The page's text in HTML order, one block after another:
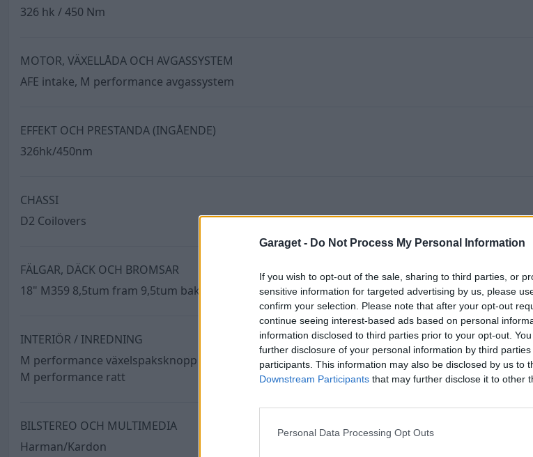
Garaget - Do Not Process My Personal Information
If you wish to opt-out of the sale, sharing to third parties, or
sensitive information for targeted advertising by us, please
confirm your selection. Please note that after your opt-out
continue seeing interest-based ads based on personal
information disclosed to third parties prior to your opt-out.
further disclosure of your personal information by third parties
participants. This information may also be disclosed by us to
Downstream Participants that may further disclose it to other
Personal Data Processing Opt Outs
326 hk / 450 Nm
MOTOR, VÄXELLÅDA OCH AVGASSYSTEM
AFE intake, M performance avgassystem
EFFEKT OCH PRESTANDA (INGÅENDE)
326hk/450nm
CHASSI
D2 Coilovers
FÄLGAR, DÄCK OCH BROMSAR
18" M359 8,5tum fram 9,5tum bak
INTERIÖR / INREDNING
M performance växelspaksknopp
M performance ratt
BILSTEREO OCH MULTIMEDIA
Harman/Kardon